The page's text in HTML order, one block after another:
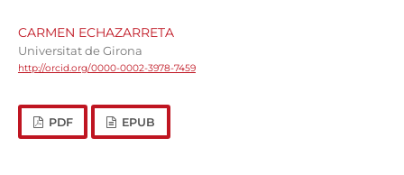
CARMEN ECHAZARRETA
Universitat de Girona
http://orcid.org/0000-0002-3978-7459
PDF EPUB